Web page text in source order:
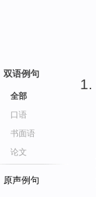
双语例句
全部
口语
书面语
论文
原声例句